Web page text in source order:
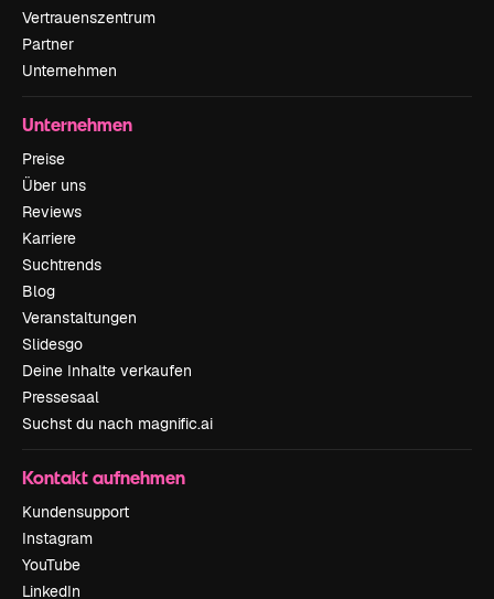
Vertrauenszentrum
Partner
Unternehmen
Unternehmen
Preise
Über uns
Reviews
Karriere
Suchtrends
Blog
Veranstaltungen
Slidesgo
Deine Inhalte verkaufen
Pressesaal
Suchst du nach magnific.ai
Kontakt aufnehmen
Kundensupport
Instagram
YouTube
LinkedIn